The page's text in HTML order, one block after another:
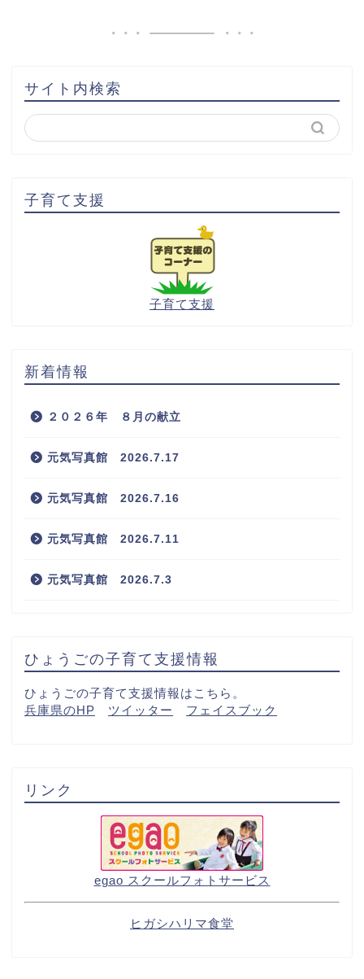
サイト内検索
子育て支援
子育て支援
新着情報
２０２６年 ８月の献立
元気写真館 2026.7.17
元気写真館 2026.7.16
元気写真館 2026.7.11
元気写真館 2026.7.3
ひょうごの子育て支援情報
ひょうごの子育て支援情報はこちら。
兵庫県のHP
ツイッター フェイスブック
リンク
egao スクールフォトサービス
ヒガシハリマ食堂